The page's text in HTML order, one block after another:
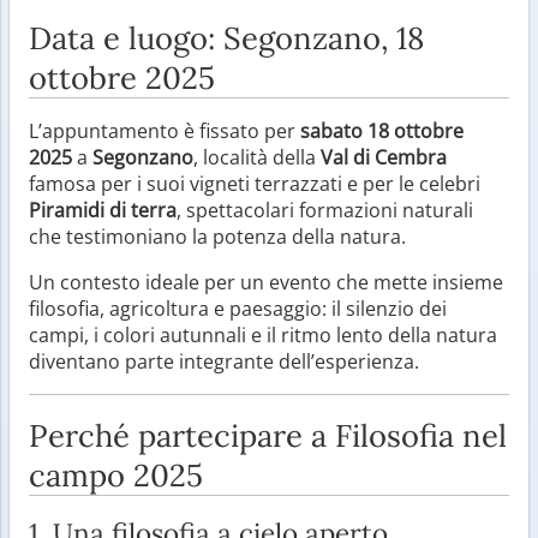
Data e luogo: Segonzano, 18
ottobre 2025
L’appuntamento è fissato persabato 18 ottobre
2025a Segonzano, località della Val di Cembra
famosa per i suoi vigneti terrazzati e per le celebri
Piramidi di terra, spettacolari formazioni naturali
che testimoniano la potenza della natura.
Un contesto ideale per un evento che mette insieme
filosofia, agricoltura e paesaggio: il silenzio dei
campi, i colori autunnali e il ritmo lento della natura
diventano parte integrante dell’esperienza.
Perché partecipare a Filosofia nel
campo 2025